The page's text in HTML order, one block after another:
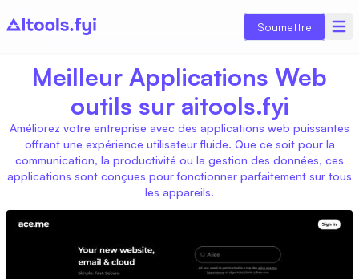
Soumettre
Meilleur Applications Web
outils sur aitools.fyi
Améliorez votre entreprise avec des applications web puissantes
offrant une expérience utilisateur fluide. Que ce soit pour la
communication, la productivité ou la gestion des données, ces
applications sont conçues pour fonctionner parfaitement sur tous
les appareils.